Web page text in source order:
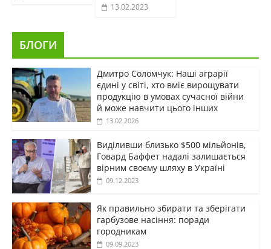
13.02.2023
БЛОГИ
Дмитро Соломчук: Наші аграрії
єдині у світі, хто вміє вирощувати
продукцію в умовах сучасної війни
й може навчити цього інших
13.02.2026
Виділивши близько $500 мільйонів,
Говард Баффет надалі залишається
вірним своєму шляху в Україні
09.12.2023
Як правильно збирати та зберігати
гарбузове насіння: поради
городникам
09.09.2023